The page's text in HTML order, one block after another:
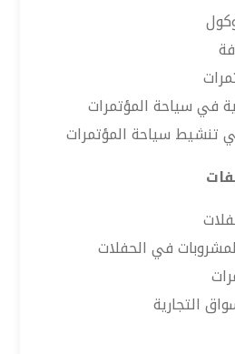
في سياحة المؤتمرات
تنشيط سياحة المؤتمرات
في الحفلات
التجارية